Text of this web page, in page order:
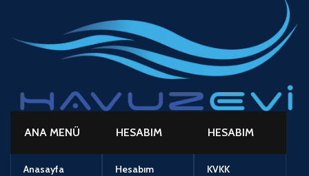
ANA MENÜ
Anasayfa
HESABIM
Hesabım
HESABIM
KVKK